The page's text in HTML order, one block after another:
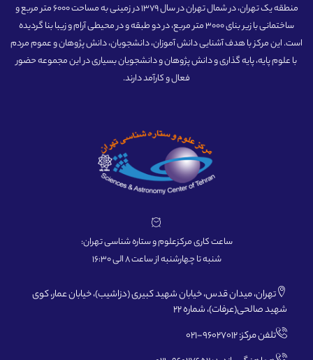
منطقه یک تهران، در شمال تهران در سال 1379 در زمینی به مساحت 6000 متر مربع و
ساختمانی با زیر بنای 3000 متر مربع، در دو طبقه و در محیطی آرام و زیبا بنا گردیده
است. این مرکز با هدف آشنایی دانش آموزان، دانشجویان، دانش پژوهان و عموم مردم
با علوم پایه، پایه گذاری و دانش پژوهان و دانشجویان بسیاری در این مجموعه حضور
فعال و کارآمد دارند.
ساعت کاری مرکزعلوم و ستاره شناسی تهران:
شنبه تا چهارشنبه از ساعت 8 الی 16:30
تهران، میدان قدس، خیابان شهید کبیری (دزاشیب)، خیابان عمار، کوی
شهید صالحی(عرفات)، شماره 22
تلفن مرکز: 96027012-021